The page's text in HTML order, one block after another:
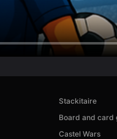
Stackitaire
Board and card
Castel Wars